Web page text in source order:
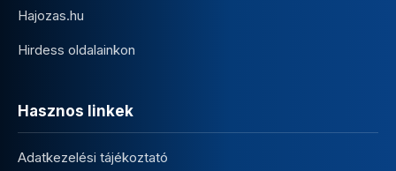
Hajozas.hu
Hirdess oldalainkon
Hasznos linkek
Adatkezelési tájékoztató